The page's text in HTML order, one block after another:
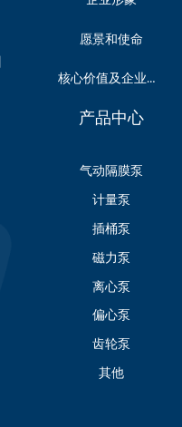
愿景和使命
核心价值及企业文化
产品中心
气动隔膜泵
计量泵
插桶泵
磁力泵
离心泵
偏心泵
齿轮泵
其他